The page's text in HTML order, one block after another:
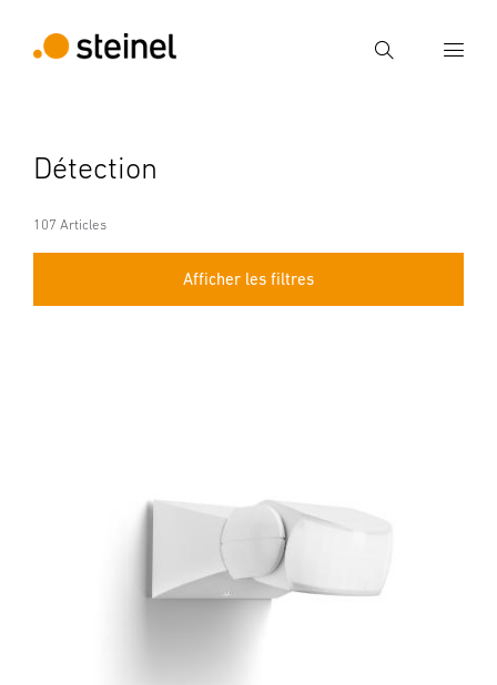
Recherche
Recherche
Détection
107 Articles
Afficher les filtres